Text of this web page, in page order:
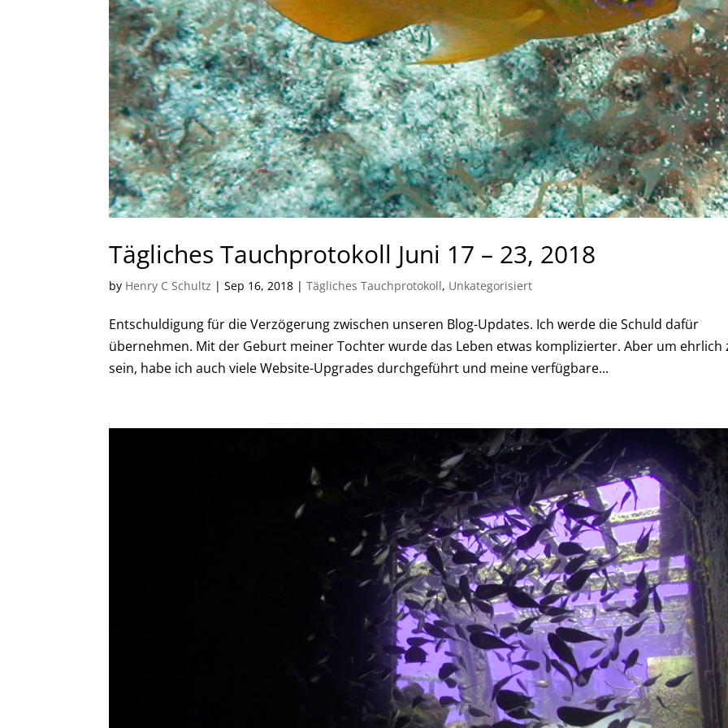
Tägliches Tauchprotokoll Juni 17 – 23, 2018
by Henry C Schultz |Sep 16, 2018 |Tägliches Tauchprotokoll, Unkategorisiert
Entschuldigung für die Verzögerung zwischen unseren Blog-Updates. Ich werde die Schuld dafür
übernehmen. Mit der Geburt meiner Tochter wurde das Leben etwas komplizierter. Aber um ehrlich
sein, habe ich auch viele Website-Upgrades durchgeführt und meine verfügbare...